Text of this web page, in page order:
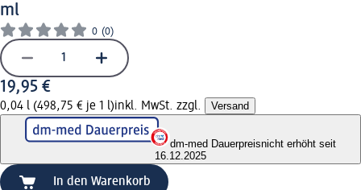
ml
0 (0)
19,95 €
0,04 l (498,75 € je 1 l)inkl. MwSt. zzgl. Versand
dm-med Dauerpreisnicht erhöht seit
16.12.2025
In den Warenkorb